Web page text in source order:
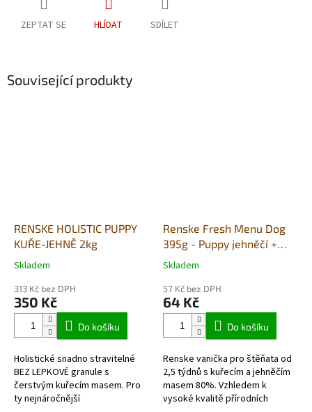
ZEPTAT SE HLÍDAT SDÍLET
Související produkty
RENSKE HOLISTIC PUPPY
KUŘE-JEHNĚ 2kg
Průměrné
produktu
je
hvězdiček.
Skladem
313 Kč bez DPH
350 Kč
Do košíku
Holistické snadno stravitelné
BEZ LEPKOVÉ granule s
čerstvým kuřecím masem. Pro
ty nejnáročnější
Renske Fresh Menu Dog
395g - Puppy jehněčí +
kuřecí
Průměrné
produktu
je
hvězdiček.
Skladem
57 Kč bez DPH
64 Kč
Do košíku
Renske vanička pro štěňata od
2,5 týdnů s kuřecím a jehněčím
masem 80%. Vzhledem k
vysoké kvalitě přírodních